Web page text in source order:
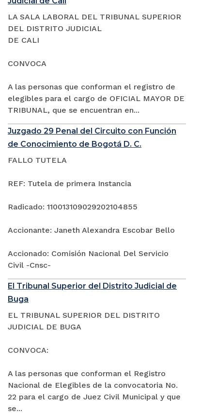
LA SALA LABORAL DEL TRIBUNAL SUPERIOR
DEL DISTRITO JUDICIAL
DE CALI
CONVOCA
A las personas que conforman el registro de
elegibles para el cargo de OFICIAL MAYOR DE
TRIBUNAL, que se encuentran en...
Juzgado 29 Penal del Circuito con Función
de Conocimiento de Bogotá D. C.
FALLO TUTELA
REF: Tutela de primera Instancia
Radicado: 110013109029202104855
Accionante: Janeth Alexandra Escobar Bello
Accionado: Comisión Nacional Del Servicio
Civil -Cnsc-
El Tribunal Superior del Distrito Judicial de
Buga
EL TRIBUNAL SUPERIOR DEL DISTRITO
JUDICIAL DE BUGA
CONVOCA:
A las personas que conforman el Registro
Nacional de Elegibles de la convocatoria No.
22 para el cargo de Juez Civil Municipal y que
se...